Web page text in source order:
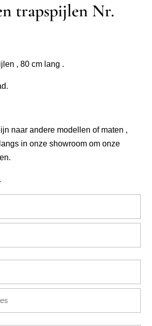
trapspijlen Nr.
, 80 cm lang .
naar andere modellen of maten ,
in onze showroom om onze